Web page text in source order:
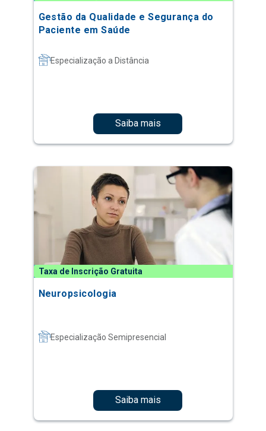
Gestão da Qualidade e Segurança do
Paciente em Saúde
Especialização a Distância
Saiba mais
Taxa de Inscrição Gratuita
Neuropsicologia
Especialização Semipresencial
Saiba mais